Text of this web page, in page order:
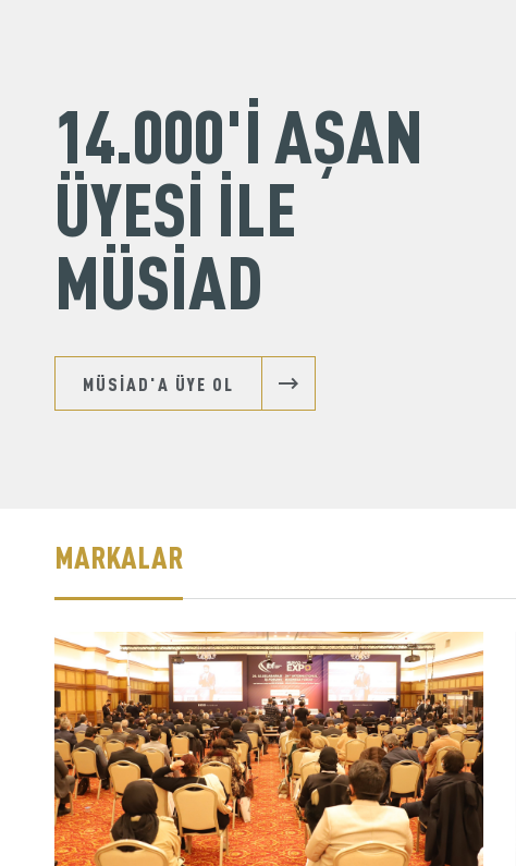
14.000'İ AŞAN
ÜYESİ İLE
MÜSİAD
MÜSİAD'A ÜYE OL
MARKALAR